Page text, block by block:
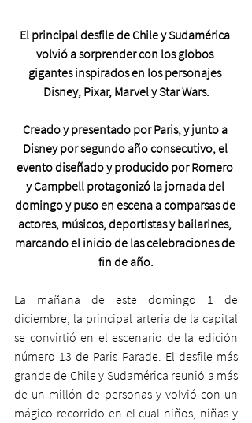
El principal desfile de Chile y Sudamérica
volvió a sorprender con los globos
gigantes inspirados en los personajes
Disney, Pixar, Marvel y Star Wars.
Creado y presentado por Paris, y junto a
Disney por segundo año consecutivo, el
evento diseñado y producido por Romero
y Campbell protagonizó la jornada del
domingo y puso en escena a comparsas de
actores, músicos, deportistas y bailarines,
marcando el inicio de las celebraciones de
fin de año.
La mañana de este domingo 1 de
diciembre, la principal arteria de la capital
se convirtió en el escenario de la edición
número 13 de Paris Parade. El desfile más
grande de Chile y Sudamérica reunió a más
de un millón de personas y volvió con un
mágico recorrido en el cual niños, niñas y